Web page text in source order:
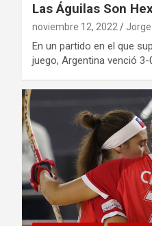
Las Águilas Son
noviembre 12, 2022
En un partido en el que
juego, Argentina venció 3-